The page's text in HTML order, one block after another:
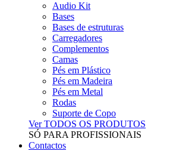
Audio Kit
Bases
Bases de estruturas
Carregadores
Complementos
Camas
Pés em Plástico
Pés em Madeira
Pés em Metal
Rodas
Suporte de Copo
Ver TODOS OS PRODUTOS
SÓ PARA PROFISSIONAIS
Contactos